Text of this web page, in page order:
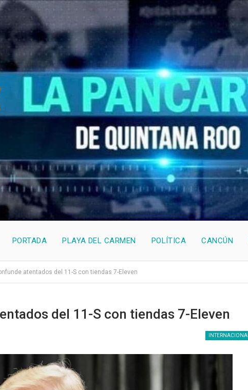
PORTADA PLAYA DEL CARMEN POLÍTICA CANCÚN
atentados del 11-S con tiendas 7-Eleven
del 11-S con tiendas 7-Eleven
INTERNACIONAL